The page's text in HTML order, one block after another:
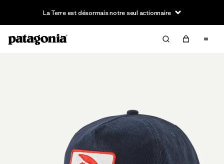
La Terre est désormais notre seul actionnaire